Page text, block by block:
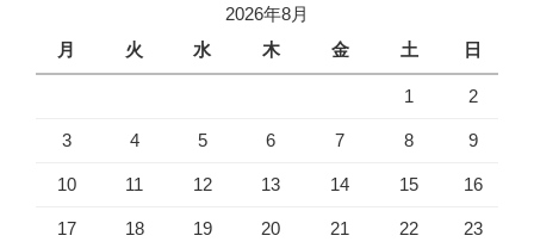
2026年8月
月
火 水 木 金 土 日
1 2
3 4 5 6 7 8 9
10 11 12 13 14 15 16
17 18 19 20 21 22 23